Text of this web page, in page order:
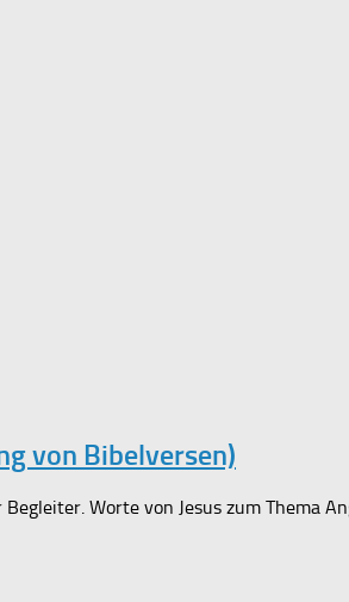
von Bibelversen)
Worte von Jesus zum Thema